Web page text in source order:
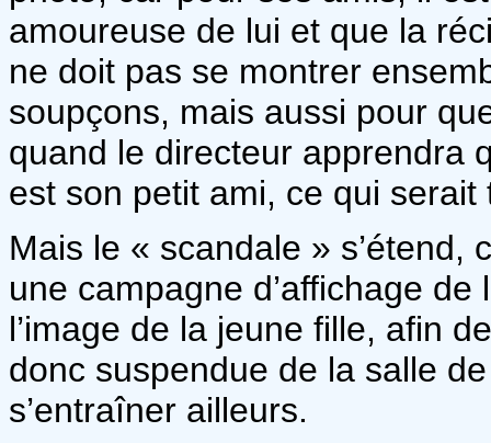
amoureuse de lui et que la
ne doit pas se montrer
soupçons, mais aussi pour
quand le directeur apprendra
est son petit ami, ce qui serait
Mais le « scandale » s’étend,
une campagne d’affichage
l’image de la jeune fille, afin
donc suspendue de la salle
s’entraîner ailleurs.